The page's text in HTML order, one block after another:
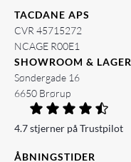
TACDANE APS
CVR 45715272
NCAGE R00E1
SHOWROOM & LAGER
Søndergade 16
6650 Brørup
4.7 stjerner på Trustpilot
ÅBNINGSTIDER